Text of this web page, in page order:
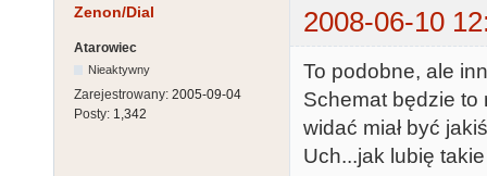
Zenon/Dial 2008-06-10
Atarowiec
Nieaktywny
Zarejestrowany: 2005-09-04
Posty: 1,342
To podobne, ale
Schemat będzie to
widać miał być
Uch...jak lubię